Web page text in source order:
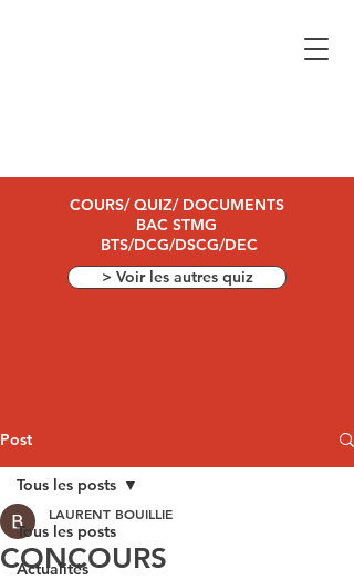
COURS/ QUIZ/ DOCUMENTS
BAC STMG
BTS/DCG/DSCG/DEC
> Voir les autres quiz
Post
Tous les posts
Actualités
Tous les posts
CONCOURS
LAURENT BOUILLIE